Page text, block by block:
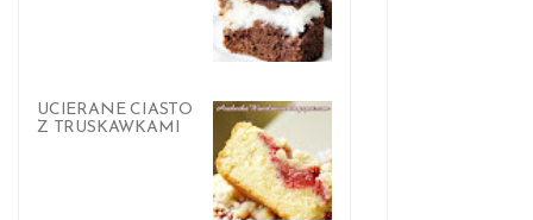
UCIERANE CIASTO
Z TRUSKAWKAMI